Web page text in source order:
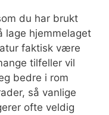
du har brukt
lage hjemmelaget
faktisk være
tilfeller vil
bedre i rom
så vanlige
ofte veldig